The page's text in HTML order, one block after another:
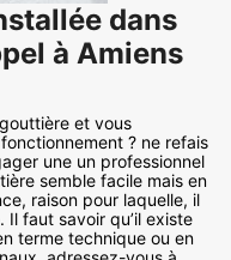
dans
à Amiens
et vous
? ne refais
une un professionnel
semble facile mais en
raison pour laquelle, il
faut savoir qu’il existe
terme technique ou en